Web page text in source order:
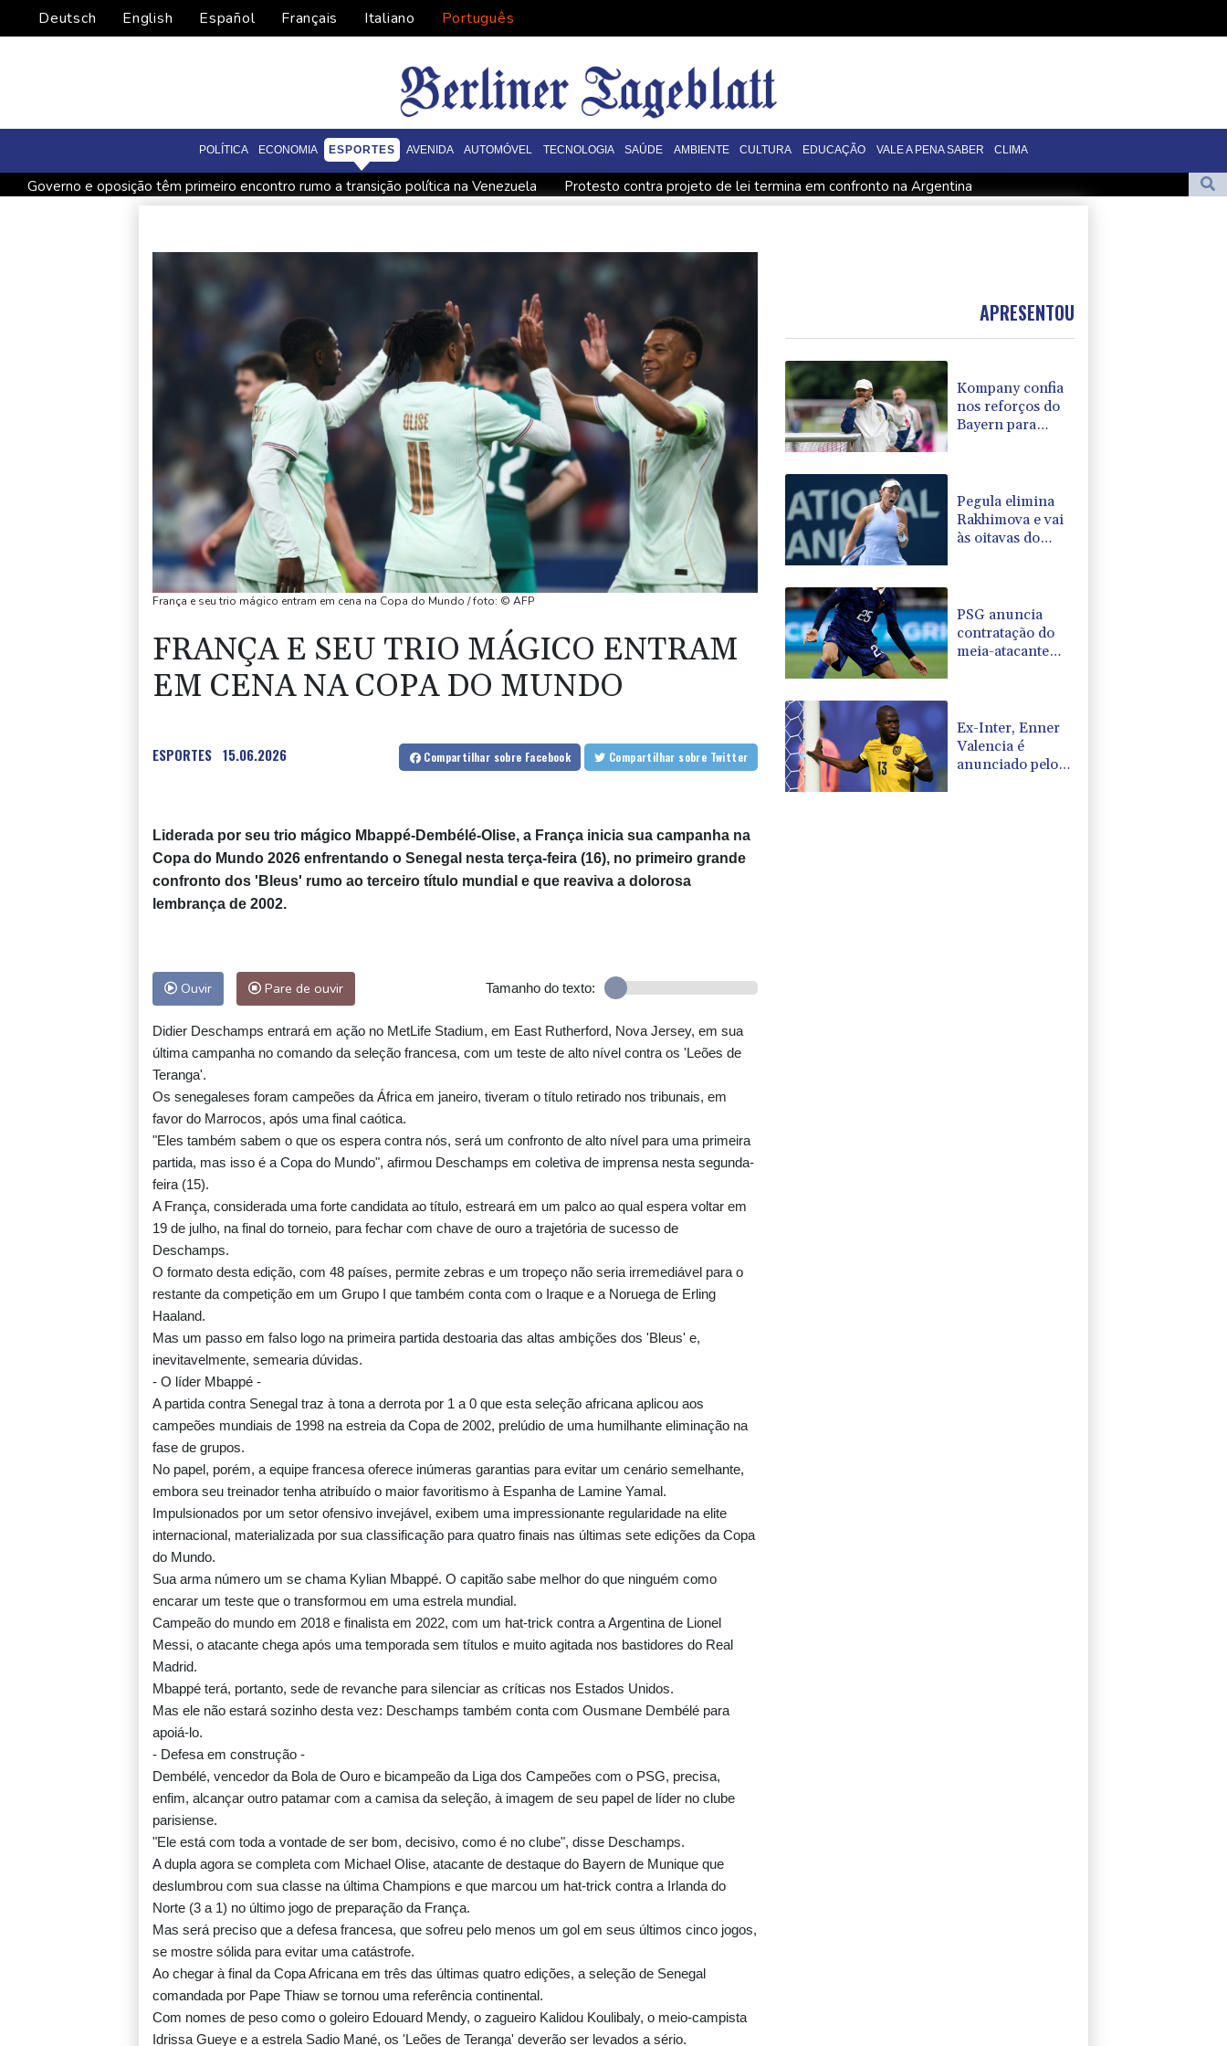
Deutsch English Español Français Italiano Português
POLÍTICA ECONOMIA ESPORTES AVENIDA AUTOMÓVEL TECNOLOGIA SAÚDE AMBIENTE CULTURA EDUCAÇÃO VALE A PENA SABER CLIMA
Governo e oposição têm primeiro encontro rumo a transição política na Venezuela
Protesto contra projeto de lei termina em confronto na Argentina
Manifestantes entram em confronto com polícia na Argentina por projeto de lei em favor da propriedade privada
Kompany confia nos reforços do Bayern para conquistar a Champions
Pegula elimina Rakhimova e vai às oitavas do WTA 1000 de Toronto
França e seu trio mágico entram em cena na Copa do Mundo / foto: © AFP
FRANÇA E SEU TRIO MÁGICO ENTRAM
EM CENA NA COPA DO MUNDO
ESPORTES 15.06.2026 Compartilhar sobre Facebook Compartilhar sobre Twitter
Liderada por seu trio mágico Mbappé-Dembélé-Olise, a França inicia sua campanha na
Copa do Mundo 2026 enfrentando o Senegal nesta terça-feira (16), no primeiro grande
confronto dos 'Bleus' rumo ao terceiro título mundial e que reaviva a dolorosa
lembrança de 2002.
Ouvir Pare de ouvir Tamanho do texto:
Didier Deschamps entrará em ação no MetLife Stadium, em East Rutherford, Nova Jersey, em sua
última campanha no comando da seleção francesa, com um teste de alto nível contra os 'Leões de
Teranga'.
Os senegaleses foram campeões da África em janeiro, tiveram o título retirado nos tribunais, em
favor do Marrocos, após uma final caótica.
"Eles também sabem o que os espera contra nós, será um confronto de alto nível para uma primeira
partida, mas isso é a Copa do Mundo", afirmou Deschamps em coletiva de imprensa nesta segunda-
feira (15).
A França, considerada uma forte candidata ao título, estreará em um palco ao qual espera voltar em
19 de julho, na final do torneio, para fechar com chave de ouro a trajetória de sucesso de
Deschamps.
O formato desta edição, com 48 países, permite zebras e um tropeço não seria irremediável para o
restante da competição em um Grupo I que também conta com o Iraque e a Noruega de Erling
Haaland.
Mas um passo em falso logo na primeira partida destoaria das altas ambições dos 'Bleus' e,
inevitavelmente, semearia dúvidas.
- O líder Mbappé -
A partida contra Senegal traz à tona a derrota por 1 a 0 que esta seleção africana aplicou aos
campeões mundiais de 1998 na estreia da Copa de 2002, prelúdio de uma humilhante eliminação na
fase de grupos.
No papel, porém, a equipe francesa oferece inúmeras garantias para evitar um cenário semelhante,
embora seu treinador tenha atribuído o maior favoritismo à Espanha de Lamine Yamal.
Impulsionados por um setor ofensivo invejável, exibem uma impressionante regularidade na elite
internacional, materializada por sua classificação para quatro finais nas últimas sete edições da Copa
do Mundo.
Sua arma número um se chama Kylian Mbappé. O capitão sabe melhor do que ninguém como
encarar um teste que o transformou em uma estrela mundial.
Campeão do mundo em 2018 e finalista em 2022, com um hat-trick contra a Argentina de Lionel
Messi, o atacante chega após uma temporada sem títulos e muito agitada nos bastidores do Real
Madrid.
Mbappé terá, portanto, sede de revanche para silenciar as críticas nos Estados Unidos.
Mas ele não estará sozinho desta vez: Deschamps também conta com Ousmane Dembélé para
apoiá-lo.
- Defesa em construção -
Dembélé, vencedor da Bola de Ouro e bicampeão da Liga dos Campeões com o PSG, precisa,
enfim, alcançar outro patamar com a camisa da seleção, à imagem de seu papel de líder no clube
parisiense.
"Ele está com toda a vontade de ser bom, decisivo, como é no clube", disse Deschamps.
A dupla agora se completa com Michael Olise, atacante de destaque do Bayern de Munique que
deslumbrou com sua classe na última Champions e que marcou um hat-trick contra a Irlanda do
Norte (3 a 1) no último jogo de preparação da França.
Mas será preciso que a defesa francesa, que sofreu pelo menos um gol em seus últimos cinco jogos,
se mostre sólida para evitar uma catástrofe.
Ao chegar à final da Copa Africana em três das últimas quatro edições, a seleção de Senegal
comandada por Pape Thiaw se tornou uma referência continental.
Com nomes de peso como o goleiro Edouard Mendy, o zagueiro Kalidou Koulibaly, o meio-campista
Idrissa Gueye e a estrela Sadio Mané, os 'Leões de Teranga' deverão ser levados a sério.
APRESENTOU
Kompany confia
nos reforços do
Bayern para
Pegula elimina
Rakhimova e vai
às oitavas do
PSG anuncia
contratação do
meia-atacante
Ex-Inter, Enner
Valencia é
anunciado pelo